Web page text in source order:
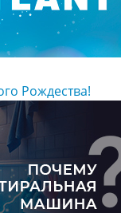
Рождества!